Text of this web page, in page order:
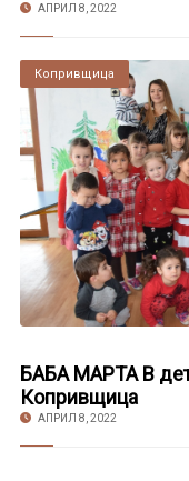
АПРИЛ 8, 2022
Копривщица
БАБА МАРТА В
Копривщица
АПРИЛ 8, 2022